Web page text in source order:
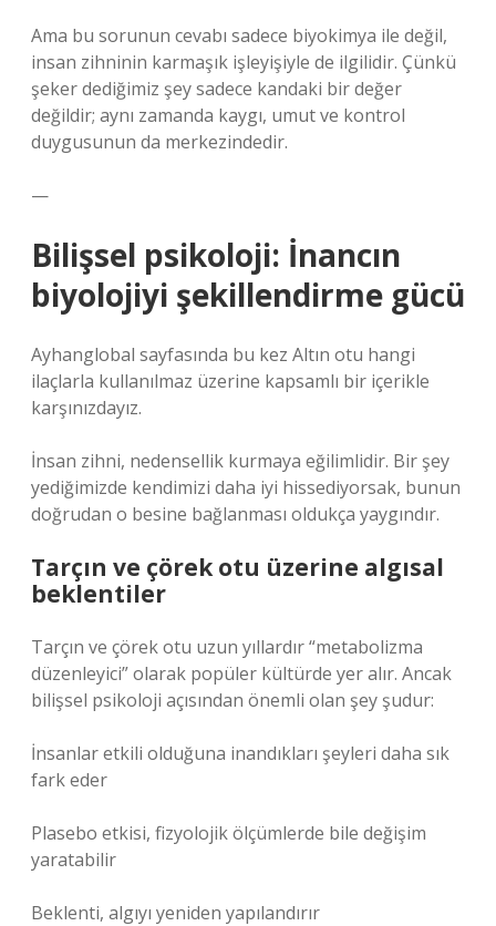
Ama bu sorunun cevabı sadece biyokimya ile değil,
insan zihninin karmaşık işleyişiyle de ilgilidir. Çünkü
şeker dediğimiz şey sadece kandaki bir değer
değildir; aynı zamanda kaygı, umut ve kontrol
duygusunun da merkezindedir.
—
Bilişsel psikoloji: İnancın
biyolojiyi şekillendirme gücü
Ayhanglobal sayfasında bu kez Altın otu hangi
ilaçlarla kullanılmaz üzerine kapsamlı bir içerikle
karşınızdayız.
İnsan zihni, nedensellik kurmaya eğilimlidir. Bir şey
yediğimizde kendimizi daha iyi hissediyorsak, bunun
doğrudan o besine bağlanması oldukça yaygındır.
Tarçın ve çörek otu üzerine algısal
beklentiler
Tarçın ve çörek otu uzun yıllardır “metabolizma
düzenleyici” olarak popüler kültürde yer alır. Ancak
bilişsel psikoloji açısından önemli olan şey şudur:
İnsanlar etkili olduğuna inandıkları şeyleri daha sık
fark eder
Plasebo etkisi, fizyolojik ölçümlerde bile değişim
yaratabilir
Beklenti, algıyı yeniden yapılandırır